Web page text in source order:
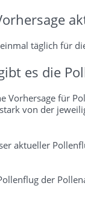
täglich für
es die
Vorhersage für
von der
aktueller
der